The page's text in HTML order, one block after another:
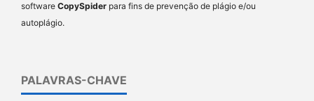
software CopySpider para fins de prevenção de plágio e/ou
autoplágio.
PALAVRAS-CHAVE